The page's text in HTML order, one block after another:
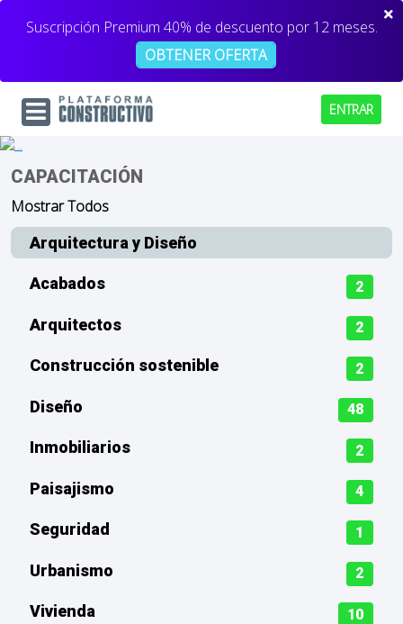
Suscripción Premium 40% de descuento por 12 meses.
OBTENER OFERTA
ENTRAR
CAPACITACIÓN
Mostrar Todos
Arquitectura y Diseño
Acabados 2
Arquitectos 2
Construcción sostenible 2
Diseño 48
Inmobiliarios 2
Paisajismo 4
Seguridad 1
Urbanismo 2
Vivienda 10